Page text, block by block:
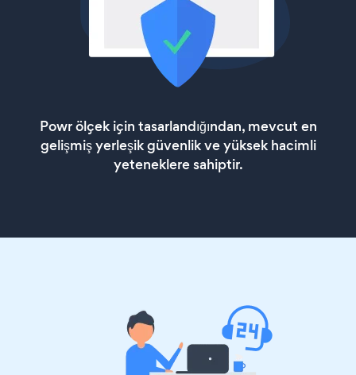
Powr ölçek için tasarlandığından, mevcut en
gelişmiş yerleşik güvenlik ve yüksek hacimli
yeteneklere sahiptir.